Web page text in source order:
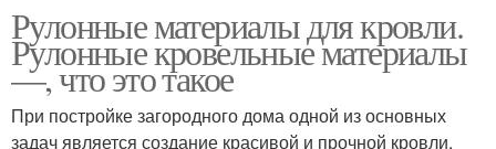
Рулонные материалы для кровли.
Рулонные кровельные материалы
—, что это такое
При постройке загородного дома одной из основных
задач является создание красивой и прочной кровли.